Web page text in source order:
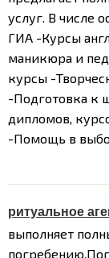
услуг. В числе
ГИА -Курсы
маникюра и
курсы -
-Подготовка к
дипломов,
-Помощь в
ритуальное
выполняет